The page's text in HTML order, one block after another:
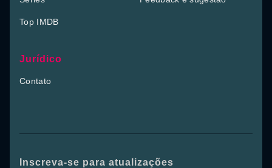
Top IMDB
Jurídico
Contato
Inscreva-se para atualizações